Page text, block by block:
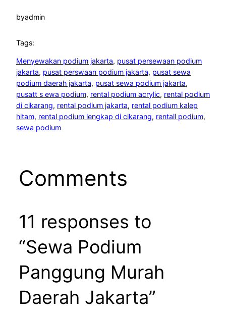
byadmin
Tags:
Menyewakan podium jakarta, pusat persewaan podium
jakarta, pusat perswaan podium jakarta, pusat sewa
podium daerah jakarta, pusat sewa podium jakarta
pusatt s ewa podium, rental podium acrylic, rental podium
di cikarang, rental podium jakarta, rental podium kalep
hitam, rental podium lengkap di cikarang, rentall podium
sewa podium
Comments
11 responses to
“Sewa Podium
Panggung Murah
Daerah Jakarta”